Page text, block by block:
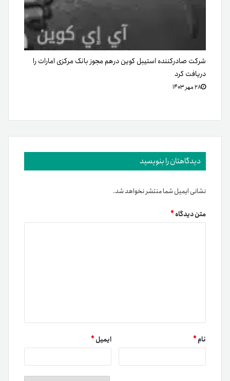
شرکت صادرکننده استیبل کوین درهم مجوز بانک مرکزی امارات را
دریافت کرد
۲۸ مهر ۱۴۰۳
دیدگاهتان را بنویسید
نشانی ایمیل شما منتشر نخواهد شد.
متن دیدگاه*
نام* ایمیل*